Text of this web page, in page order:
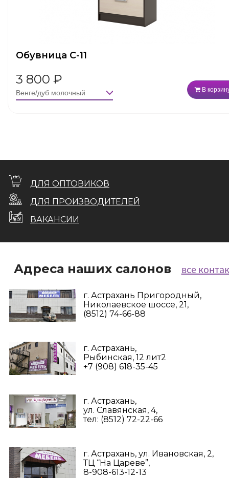
Обувница С-11
3 800 ₽
В
ДЛЯ ОПТОВИКОВ
ДЛЯ ПРОИЗВОДИТЕЛЕЙ
ВАКАНСИИ
Адреса наших салонов все
г. Астрахань Пригородный,
Николаевское шоссе, 21,
(8512) 74-66-88
г. Астрахань,
Рыбинская, 12 лит2
+7 (908) 618-35-45‬
г. Астрахань,
ул. Славянская, 4,
тел: (8512) 72-22-66
г. Астрахань, ул. Ивановская, 2,
ТЦ “На Цареве”,
8-908-613-12-13